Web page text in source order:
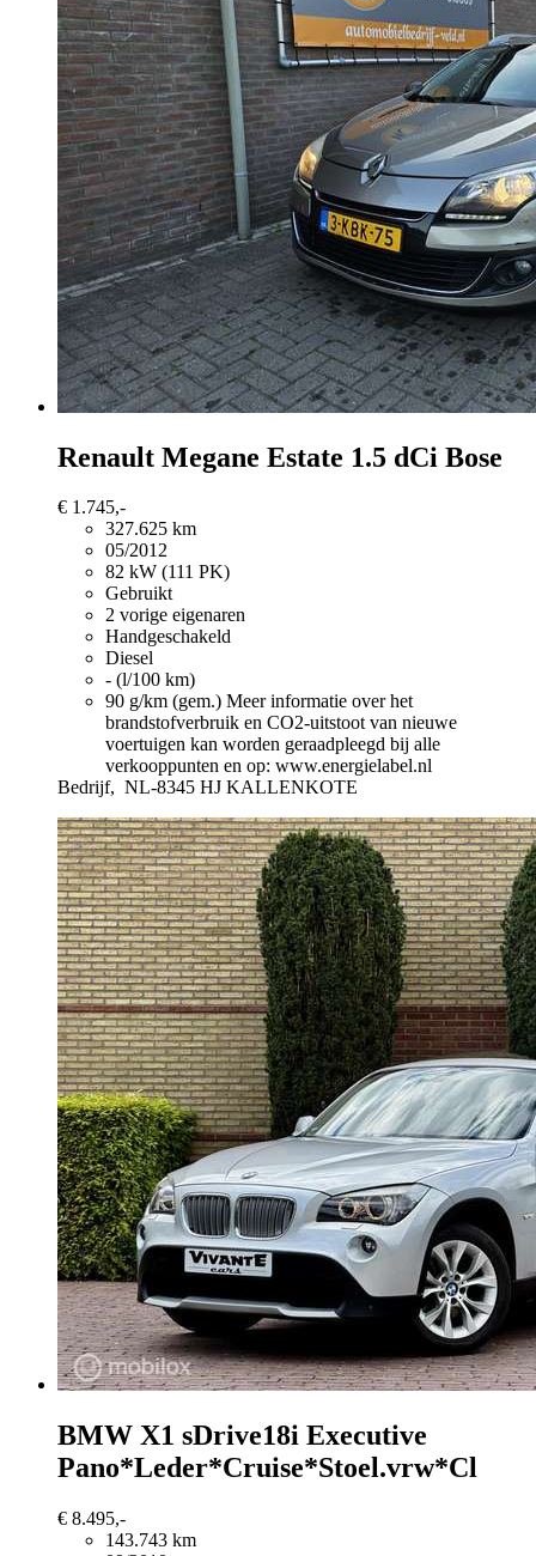
Renault Megane Estate 1.5 dCi Bose
€ 1.745,-
327.625 km
05/2012
82 kW (111 PK)
Gebruikt
2 vorige eigenaren
Handgeschakeld
Diesel
- (l/100 km)
90 g/km (gem.) Meer informatie over het
brandstofverbruik en CO2-uitstoot van nieuwe
voertuigen kan worden geraadpleegd bij alle
verkooppunten en op: www.energielabel.nl
Bedrijf, NL-8345 HJ KALLENKOTE
BMW X1 sDrive18i Executive
Pano*Leder*Cruise*Stoel.vrw*Cl
€ 8.495,-
143.743 km